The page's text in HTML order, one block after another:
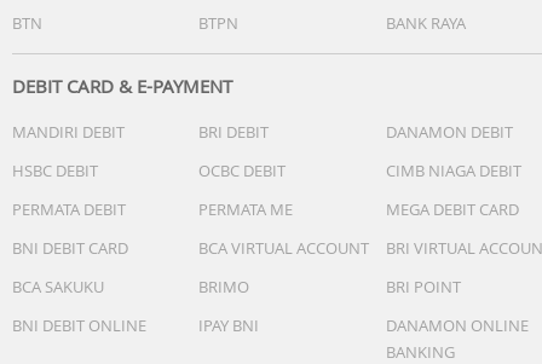
BTN
BTPN BANK RAYA
DEBIT CARD & E-PAYMENT
MANDIRI DEBIT BRI DEBIT
DANAMON DEBIT
HSBC DEBIT
OCBC DEBIT
CIMB NIAGA DEBIT
PERMATA DEBIT
PERMATA ME
MEGA DEBIT CARD
BNI DEBIT CARD
BCA VIRTUAL ACCOUNT
BRI VIRTUAL
BCA SAKUKU
BRIMO
BRI POINT
BNI DEBIT ONLINE
IPAY BNI
DANAMON ONLINE
BANKING